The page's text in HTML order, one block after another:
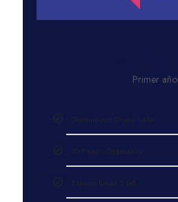
Primer año
Dominio.com Gratis 1 año
10 Emails Corporativo
Espacio Email 2 GB